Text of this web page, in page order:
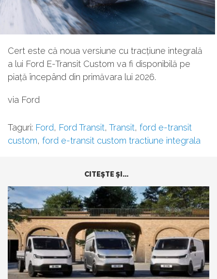
Cert este că noua versiune cu tracțiune integrală
a lui Ford E-Transit Custom va fi disponibilă pe
piață începând din primăvara lui 2026.
via Ford
Taguri: Ford, Ford Transit, Transit, ford e-transit
custom, ford e-transit custom tractiune integrala
CITEŞTE ŞI...